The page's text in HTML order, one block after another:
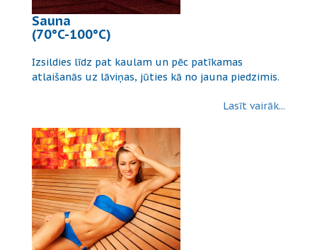
Sauna
(70°C-100°C)
Izsildies līdz pat kaulam un pēc patīkamas
atlaišanās uz lāviņas, jūties kā no jauna piedzimis.
Lasīt vairāk...